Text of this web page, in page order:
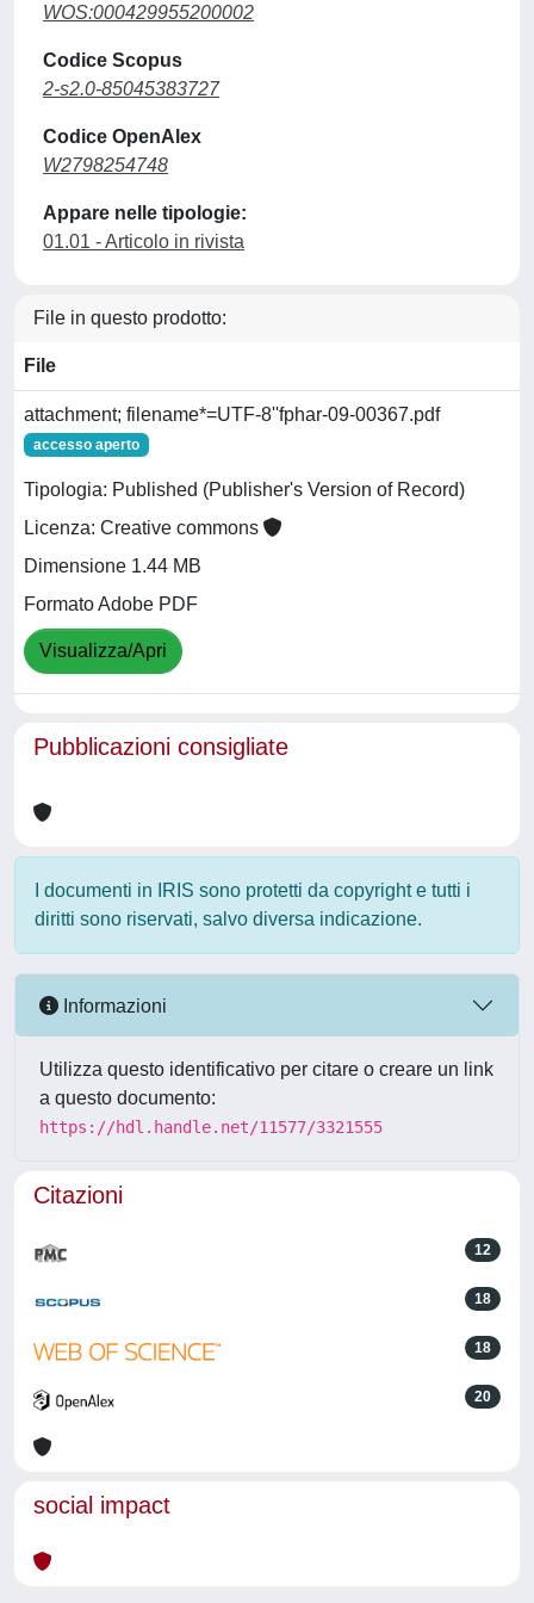
WOS:000429955200002
Codice Scopus
2-s2.0-85045383727
Codice OpenAlex
W2798254748
Appare nelle tipologie:
01.01 - Articolo in rivista
File in questo prodotto:
File
attachment; filename*=UTF-8''fphar-09-00367.pdf
accesso aperto
Tipologia: Published (Publisher's Version of Record)
Licenza: Creative commons
Dimensione 1.44 MB
Formato Adobe PDF
Visualizza/Apri
Pubblicazioni consigliate
I documenti in IRIS sono protetti da copyright e tutti i
diritti sono riservati, salvo diversa indicazione.
Informazioni
Utilizza questo identificativo per citare o creare un link
a questo documento:
https://hdl.handle.net/11577/3321555
Citazioni
12
18
18
20
social impact